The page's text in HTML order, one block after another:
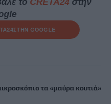
το CRETA24στην
ΣΤΗΝ GOOGLE
τα «μαύρα κουτιά»